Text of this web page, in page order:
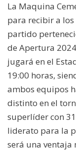
La Maquina
para recibir a los
partido
de Apertura
jugará en el
19:00 horas,
ambos equipos
distinto en el
superlíder con
liderato para la
será una